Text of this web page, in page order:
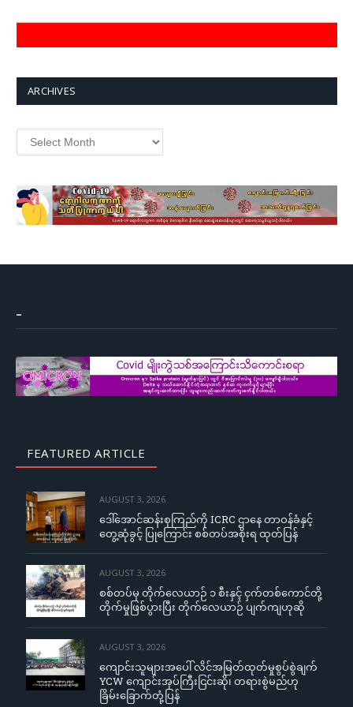
ARCHIVES
Archives
–
FEATURED ARTICLE
AUGUST 3, 2026
ဒေါ်အောင်ဆန်းစုကြည်ကို ICRC ဌာနေ တာဝန်ခံနှင့်
တွေ့ဆုံခွင့် ပြုကြောင်း စစ်တပ်အစိုးရ ထုတ်ပြန်
AUGUST 3, 2026
စစ်တပ်မှ တိုက်လေယာဉ် ၁ စီးနှင့် ငှက်တစ်ကောင်တို့
တိုက်မှုဖြစ်ပွားပြီး တိုက်လေယာဉ် ပျက်ကျဟုဆို
AUGUST 3, 2026
ကျောင်းသူများအပေါ် လိင်အမြတ်ထုတ်မှုစွပ်စွဲချက်
YCW ကျောင်းအုပ်ကြီးငြင်းဆို၊ တရားစွဲမည်ဟု
ခြိမ်းခြောက်တုံ့ပြန်